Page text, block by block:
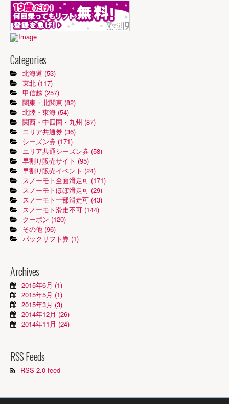
Categories
北海道 (53)
東北 (117)
甲信越 (257)
関東・北関東 (82)
北陸・東海 (54)
関西・中四国・九州 (87)
エリア共通券 (36)
シーズン券 (171)
エリア共通シーズン券 (58)
早割り販売サイト (95)
早割り販売イベント (24)
スノーモト全面滑走可 (171)
スノーモトほぼ滑走可 (29)
スノーモト一部滑走可 (43)
スノーモト滑走不可 (144)
クーポン (120)
その他 (96)
パックリフト券 (1)
Archives
2015年6月 (1)
2015年5月 (1)
2015年3月 (3)
2014年12月 (26)
2014年11月 (24)
RSS Feeds
RSS 2.0 feed